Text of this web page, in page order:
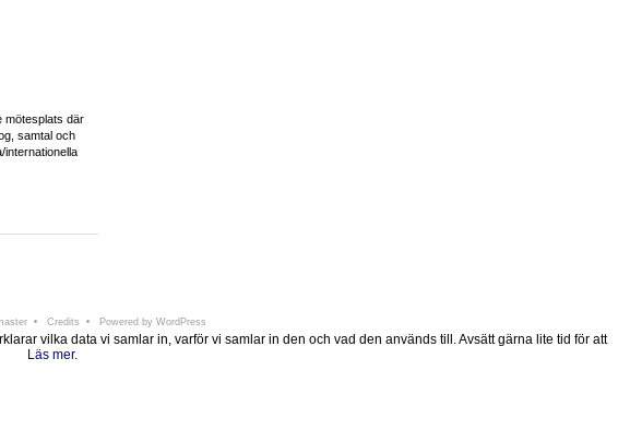
mötesplats där
samtal och
internationella
• Credits • Powered by WordPress
vilka data vi samlar in, varför vi samlar in den och vad den används till. Avsätt gärna lite tid för att
Läs mer.